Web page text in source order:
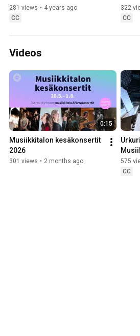
281 views • 4 years ago
CC
322
CC
Videos
0:15
Musiikkitalon kesäkonsertit
2026
301 views • 2 months ago 575
CC